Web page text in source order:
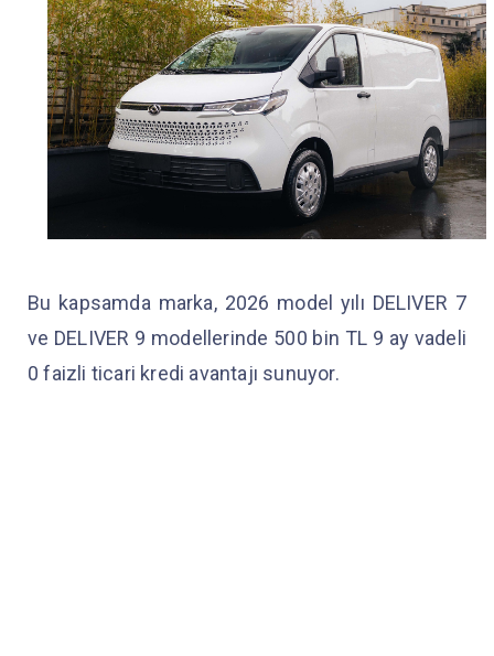
Bu kapsamda marka, 2026 model yılı DELIVER 7
ve DELIVER 9 modellerinde 500 bin TL 9 ay vadeli
0 faizli ticari kredi avantajı sunuyor.